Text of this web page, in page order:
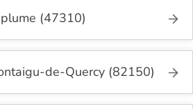
(47310)
de-Quercy (82150)